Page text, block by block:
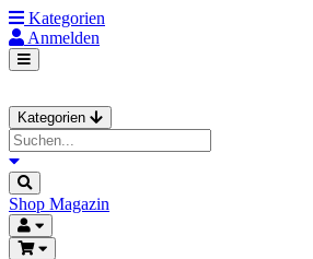
Kategorien
Anmelden
Kategorien
Shop Magazin